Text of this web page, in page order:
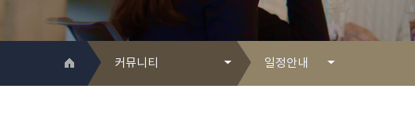
커뮤니티 일정안내